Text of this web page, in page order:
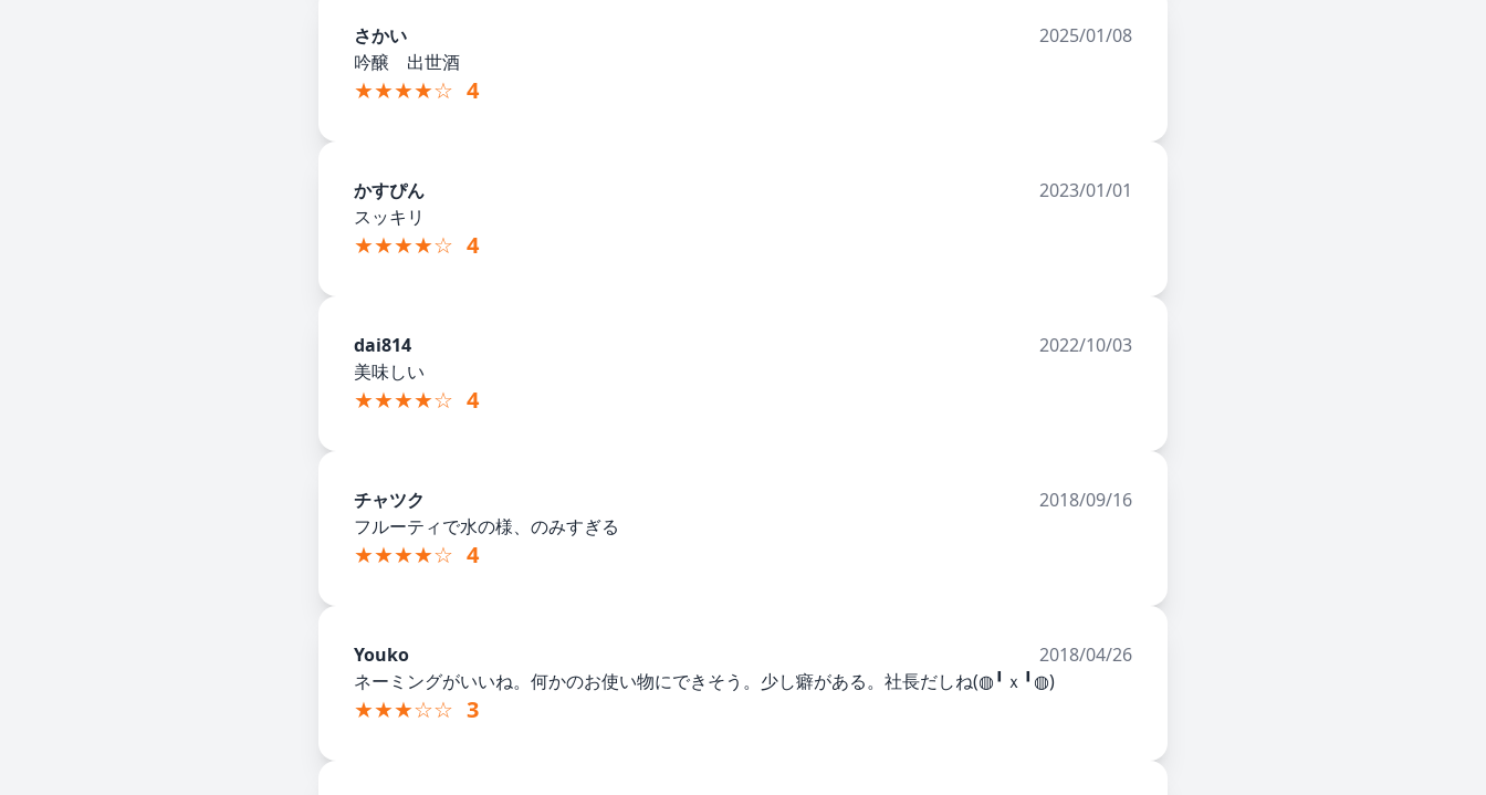
さかい
2025/01/08
吟醸 出世酒
★★★★☆ 4
かすぴん
2023/01/01
スッキリ
★★★★☆ 4
dai814
2022/10/03
美味しい
★★★★☆ 4
チャツク
2018/09/16
フルーティで水の様、のみすぎる
★★★★☆ 4
Youko
2018/04/26
ネーミングがいいね。何かのお使い物にできそう。少し癖がある。社長だしね(◍︎╹︎ｘ╹︎◍︎)
★★★☆☆ 3